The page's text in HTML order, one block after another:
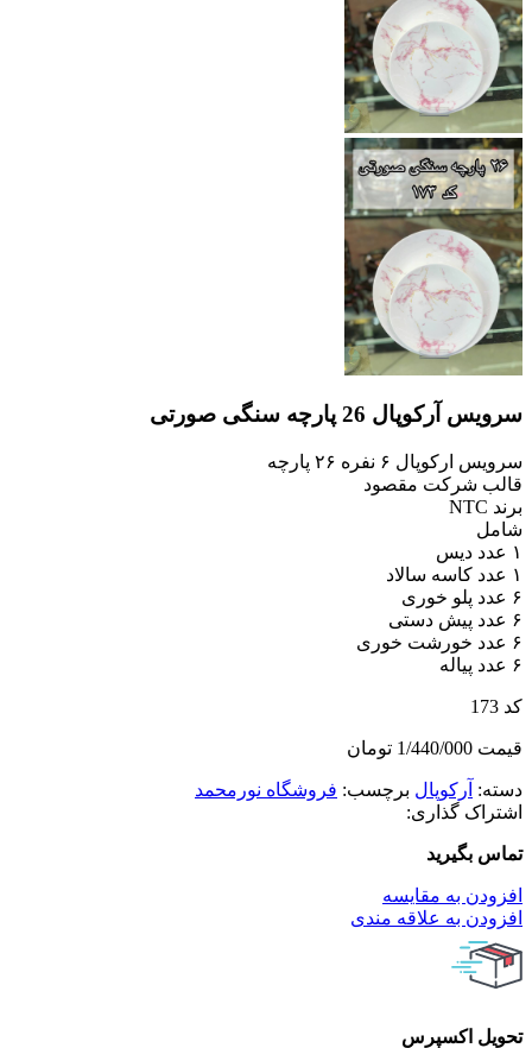
سرویس آرکوپال 26 پارچه سنگی صورتی
سرویس ارکوپال ۶ نفره ۲۶ پارچه
قالب شرکت مقصود
برند NTC
شامل
۱ عدد دیس
۱ عدد کاسه سالاد
۶ عدد پلو خوری
۶ عدد پیش دستی
۶ عدد خورشت خوری
۶ عدد پیاله
کد 173
قیمت 1/440/000 تومان
دسته: آرکوپال برچسب: فروشگاه نورمحمد
اشتراک گذاری:
تماس بگیرید
افزودن به مقایسه
افزودن به علاقه مندی
تحویل اکسپرس